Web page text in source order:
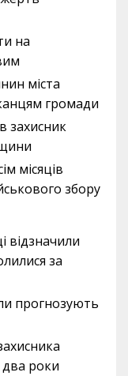
на
міста
громади
захисник
місяців
збору
відзначили
за
прогнозують
роки